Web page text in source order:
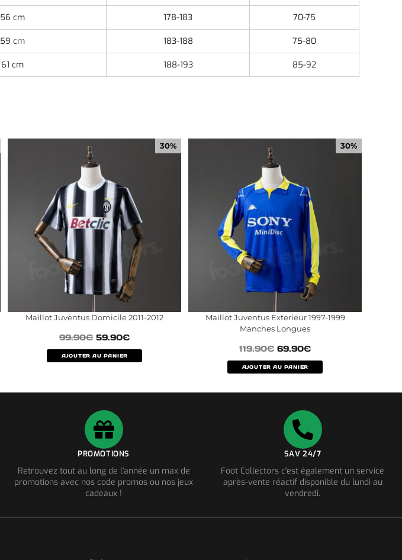
56 cm 178-183 70-75
59 cm 183-188 75-80
61 cm 188-193 85-92
30%
Maillot Juventus Domicile 2011-2012
99.90€ 59.90€
AJOUTER AU PANIER
30%
Maillot Juventus Exterieur 1997-1999
Manches Longues
119.90€ 69.90€
AJOUTER AU PANIER
PROMOTIONS
Retrouvez tout au long de l'année un max de
promotions avec nos code promos ou nos jeux
cadeaux !
SAV 24/7
Foot Collectors c'est également un service
après-vente réactif disponible du lundi au
vendredi.